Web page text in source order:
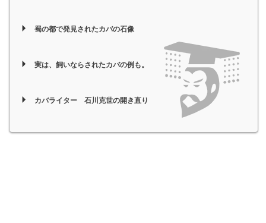
蜀の都で発見されたカバの石像
実は、飼いならされたカバの例も。
カバライター 石川克世の開き直り